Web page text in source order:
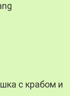
с крабом и